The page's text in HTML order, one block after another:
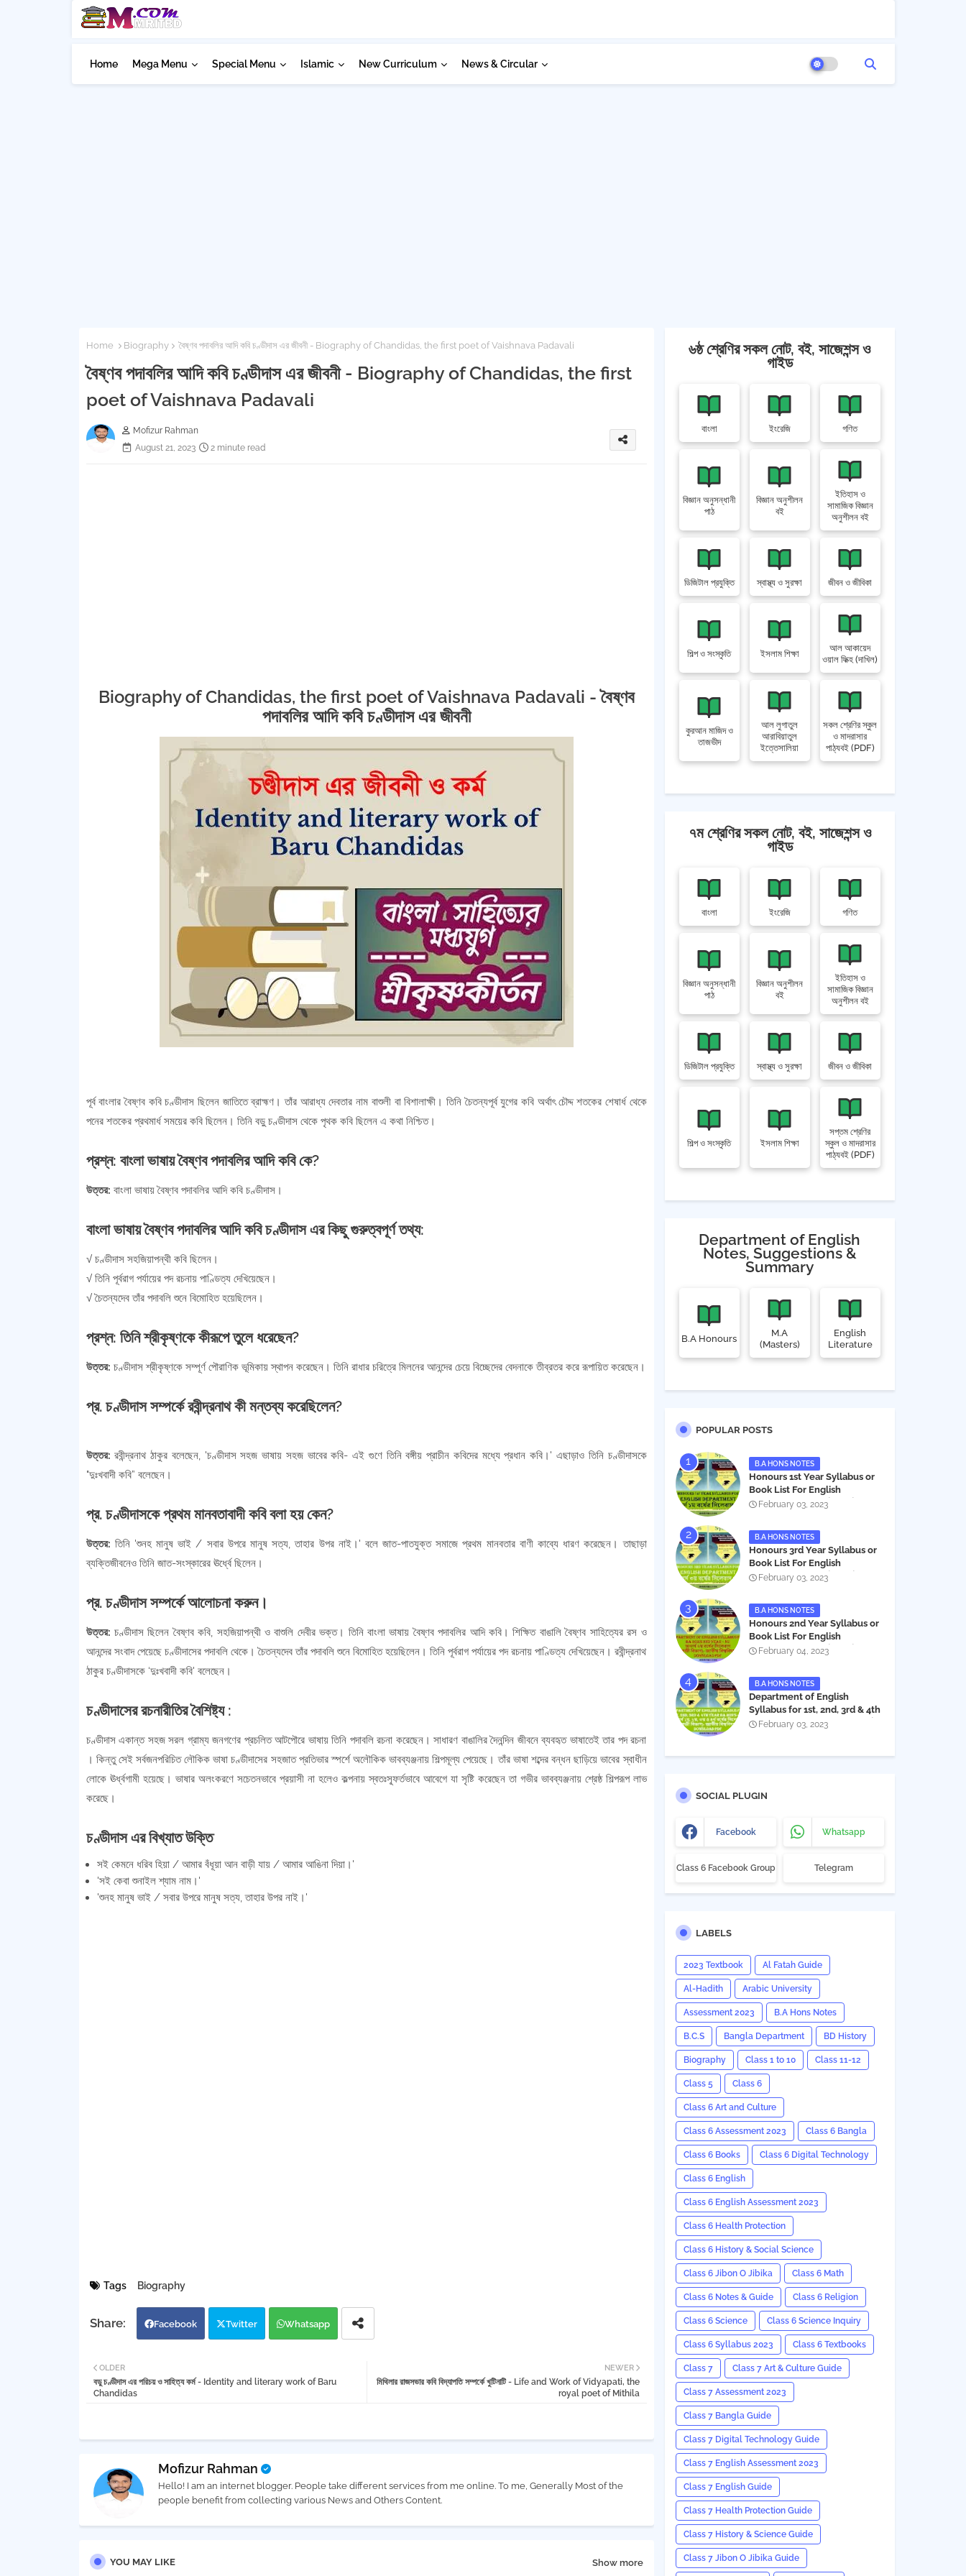
Home Mega Menu Special Menu Islamic New Curriculum News & Circular
Home Biography বৈষ্ণব পদাবলির আদি কবি চণ্ডীদাস এর জীবনী - Biography of Chandidas, the first poet of Vaishnava Padavali
বৈষ্ণব পদাবলির আদি কবি চণ্ডীদাস এর জীবনী - Biography of Chandidas, the first
poet of Vaishnava Padavali
Mofizur Rahman
August 21, 2023
2 minute read
Biography of Chandidas, the first poet of Vaishnava Padavali - বৈষ্ণব
পদাবলির আদি কবি চণ্ডীদাস এর জীবনী
পূর্ব বাংলার বৈষ্ণব কবি চণ্ডীদাস ছিলেন জাতিতে ব্রাহ্মণ। তাঁর আরাধ্য দেবতার নাম বাশুলী বা বিশালাক্ষী। তিনি চৈতন্যপূর্ব যুগের কবি অর্থাৎ চৌদ্দ শতকের শেষার্ধ থেকে
পনের শতকের প্রথমার্ধ সময়ের কবি ছিলেন। তিনি বড়ু চণ্ডীদাস থেকে পৃথক কবি ছিলেন এ কথা নিশ্চিত।
প্রশ্ন: বাংলা ভাষায় বৈষ্ণব পদাবলির আদি কবি কে?
উত্তর: বাংলা ভাষায় বৈষ্ণব পদাবলির আদি কবি চণ্ডীদাস।
বাংলা ভাষায় বৈষ্ণব পদাবলির আদি কবি চণ্ডীদাস এর কিছু গুরুত্বপূর্ণ তথ্য:
√ চণ্ডীদাস সহজিয়াপন্থী কবি ছিলেন।
√ তিনি পূর্বরাগ পর্যায়ের পদ রচনায় পাণ্ডিত্য দেখিয়েছেন।
√ চৈতন্যদেব তাঁর পদাবলি শুনে বিমোহিত হয়েছিলেন।
প্রশ্ন: তিনি শ্রীকৃষ্ণকে কীরূপে তুলে ধরেছেন?
উত্তর: চণ্ডীদাস শ্রীকৃষ্ণকে সম্পূর্ণ পৌরাণিক ভূমিকায় স্থাপন করেছেন। তিনি রাধার চরিত্রে মিলনের আনন্দের চেয়ে বিচ্ছেদের বেদনাকে তীব্রতর করে রূপায়িত করেছেন।
প্র. চণ্ডীদাস সম্পর্কে রবীন্দ্রনাথ কী মন্তব্য করেছিলেন?
উত্তর:রবীন্দ্রনাথ ঠাকুর বলেছেন, 'চণ্ডীদাস সহজ ভাষায় সহজ ভাবের কবি- এই গুণে তিনি বঙ্গীয় প্রাচীন কবিদের মধ্যে প্রধান কবি।' এছাড়াও তিনি চণ্ডীদাসকে
"দুঃখবাদী কবি” বলেছেন।
প্র. চণ্ডীদাসকে প্রথম মানবতাবাদী কবি বলা হয় কেন?
উত্তর: তিনি 'শুনহ মানুষ ভাই / সবার উপরে মানুষ সত্য, তাহার উপর নাই।' বলে জাত-পাতযুক্ত সমাজে প্রথম মানবতার বাণী কাব্যে ধারণ করেছেন। তাছাড়া
ব্যক্তিজীবনেও তিনি জাত-সংস্কারের ঊর্ধ্বে ছিলেন।
প্র. চণ্ডীদাস সম্পর্কে আলোচনা করুন।
উত্তর: চণ্ডীদাস ছিলেন বৈষ্ণব কবি, সহজিয়াপন্থী ও বাশুলি দেবীর ভক্ত। তিনি বাংলা ভাষায় বৈষ্ণব পদাবলির আদি কবি। শিক্ষিত বাঙালি বৈষ্ণব সাহিত্যের রস ও
আনন্দের সংবাদ পেয়েছে চণ্ডীদাসের পদাবলি থেকে। চৈতন্যদেব তাঁর পদাবলি শুনে বিমোহিত হয়েছিলেন। তিনি পূর্বরাগ পর্যায়ের পদ রচনায় পাণ্ডিত্য দেখিয়েছেন। রবীন্দ্রনাথ
ঠাকুর চণ্ডীদাসকে ‘দুঃখবাদী কবি' বলেছেন।
চণ্ডীদাসের রচনারীতির বৈশিষ্ট্য :
চণ্ডীদাস একান্ত সহজ সরল গ্রাম্য জনগণের প্রচলিত আটপৌরে ভাষায় তিনি পদাবলি রচনা করেছেন। সাধারণ বাঙালির দৈনন্দিন জীবনে ব্যবহৃত ভাষাতেই তার পদ রচনা
। কিন্তু সেই সর্বজনপরিচিত লৌকিক ভাষা চণ্ডীদাসের সহজাত প্রতিভার স্পর্শে অলৌকিক ভাবব্যঞ্জনায় শিল্পমূল্য পেয়েছে। তাঁর ভাষা শব্দের বন্ধন ছাড়িয়ে ভাবের স্বাধীন
লোকে ঊর্ধ্বগামী হয়েছে। ভাষার অলংকরণে সচেতনভাবে প্রয়াসী না হলেও কল্পনায় স্বতঃস্ফূর্তভাবে আবেগে যা সৃষ্টি করেছেন তা গভীর ভাবব্যঞ্জনায় শ্রেষ্ঠ শিল্পরূপ লাভ
করেছে।
চণ্ডীদাস এর বিখ্যাত উক্তি
সই কেমনে ধরিব হিয়া / আমার বঁধূয়া আন বাড়ী যায় / আমার আঙিনা দিয়া।'
'সই কেবা শুনাইল শ্যাম নাম।'
'শুনহ মানুষ ভাই / সবার উপরে মানুষ সত্য, তাহার উপর নাই।'
Tags Biography
Facebook Twitter Whatsapp
NEWER
মিথিলার রাজসভার কবি বিদ্যাপতি সম্পর্কে খুটিনাটি - Life and Work of Vidyapati, the
royal poet of Mithila
OLDER
বড়ু চণ্ডীদাস এর পরিচয় ও সাহিত্য কর্ম - Identity and literary work of Baru
Chandidas
Mofizur Rahman
Hello! I am an internet blogger. People take different services from me online. To me, Generally Most of the
people benefit from collecting various News and Others Content.
YOU MAY LIKE Show more
৬ষ্ঠ শ্রেণির সকল নোট, বই, সাজেশন্স ও
গাইড
বাংলা ইংরেজি গণিত
বিজ্ঞান অনুসন্ধানী
পাঠ
বিজ্ঞান অনুশীলন
বই
ইতিহাস ও
সামাজিক বিজ্ঞান
অনুশীলন বই
ডিজিটাল প্রযুক্তি স্বাস্থ্য ও সুরক্ষা জীবন ও জীবিকা
শিল্প ও সংস্কৃতি ইসলাম শিক্ষা
আল আকায়েদ
ওয়াল ফিক্হ (দাখিল)
কুরআন মাজিদ ও
তাজভীদ
আল লুগাতুল
আরাবিয়াতুল
ইত্তেসালিয়া
সকল শ্রেণির স্কুল
ও মাদরাসার
পাঠ্যবই (PDF)
৭ম শ্রেণির সকল নোট, বই, সাজেশন্স ও
গাইড
বাংলা ইংরেজি গণিত
বিজ্ঞান অনুসন্ধানী
পাঠ
বিজ্ঞান অনুশীলন
বই
ইতিহাস ও
সামাজিক বিজ্ঞান
অনুশীলন বই
ডিজিটাল প্রযুক্তি স্বাস্থ্য ও সুরক্ষা জীবন ও জীবিকা
শিল্প ও সংস্কৃতি ইসলাম শিক্ষা
সপ্তম শ্রেণির
স্কুল ও মাদরাসার
পাঠ্যবই (PDF)
Department of English
Notes, Suggestions &
Summary
B.A Honours
M.A
(Masters)
English
Literature
POPULAR POSTS
B.A HONS NOTES
Honours 1st Year Syllabus or
Book List For English
Department - অনার্স ১ম বর্ষের সিলেবাস
February 03, 2023
B.A HONS NOTES
Honours 3rd Year Syllabus or
Book List For English
Department - অনার্স ৩য় বর্ষের সিলেবাস
February 03, 2023
B.A HONS NOTES
Honours 2nd Year Syllabus or
Book List For English
Department - অনার্স ২য় বর্ষের সিলেবাস
February 04, 2023
B.A HONS NOTES
Department of English
Syllabus for 1st, 2nd, 3rd & 4th
Year BA Hon's - NU | বিএ অনার্স
February 03, 2023
SOCIAL PLUGIN
Facebook Whatsapp
Class 6 Facebook Group Telegram
LABELS
2023 Textbook Al Fatah Guide
Al-Hadith Arabic University
Assessment 2023 B.A Hons Notes
B.C.S Bangla Department BD History
Biography Class 1 to 10 Class 11-12
Class 5 Class 6
Class 6 Art and Culture
Class 6 Assessment 2023 Class 6 Bangla
Class 6 Books Class 6 Digital Technology
Class 6 English
Class 6 English Assessment 2023
Class 6 Health Protection
Class 6 History & Social Science
Class 6 Jibon O Jibika Class 6 Math
Class 6 Notes & Guide Class 6 Religion
Class 6 Science Class 6 Science Inquiry
Class 6 Syllabus 2023 Class 6 Textbooks
Class 7 Class 7 Art & Culture Guide
Class 7 Assessment 2023
Class 7 Bangla Guide
Class 7 Digital Technology Guide
Class 7 English Assessment 2023
Class 7 English Guide
Class 7 Health Protection Guide
Class 7 History & Science Guide
Class 7 Jibon O Jibika Guide